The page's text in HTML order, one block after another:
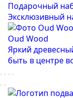
Подарочный
Эксклюзивный
Oud Wood
Яркий
быть в центре